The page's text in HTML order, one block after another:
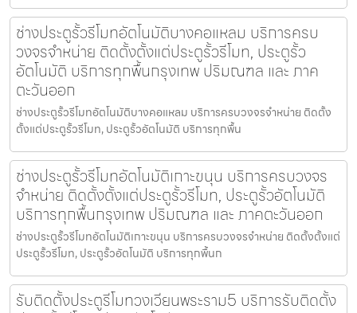
ช่างประตูรั้วรีโมทอัตโนมัติบางคอแหลม บริการครบ
วงจรจำหน่าย ติดตั้งตั้งแต่ประตูรั้วรีโมท, ประตูรั้ว
อัตโนมัติ บริการทุกพื้นกรุงเทพ ปริมณฑล และ ภาค
ตะวันออก
ช่างประตูรั้วรีโมทอัตโนมัติบางคอแหลม บริการครบวงจรจำหน่าย ติดตั้ง
ตั้งแต่ประตูรั้วรีโมท, ประตูรั้วอัตโนมัติ บริการทุกพื้น
ช่างประตูรั้วรีโมทอัตโนมัติเกาะขนุน บริการครบวงจร
จำหน่าย ติดตั้งตั้งแต่ประตูรั้วรีโมท, ประตูรั้วอัตโนมัติ
บริการทุกพื้นกรุงเทพ ปริมณฑล และ ภาคตะวันออก
ช่างประตูรั้วรีโมทอัตโนมัติเกาะขนุน บริการครบวงจรจำหน่าย ติดตั้งตั้งแต่
ประตูรั้วรีโมท, ประตูรั้วอัตโนมัติ บริการทุกพื้นก
รับติดตั้งประตูรีโมทวงเวียนพระราม5 บริการรับติดตั้ง